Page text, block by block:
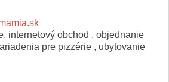
internetový obchod , objednanie
pre pizzérie , ubytovanie